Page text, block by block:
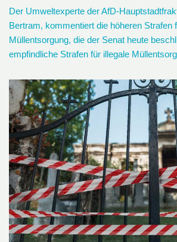
Der Umweltexperte der AfD-
Bertram, kommentiert die höheren Strafen
Müllentsorgung, die der Senat heute
empfindliche Strafen für illegale